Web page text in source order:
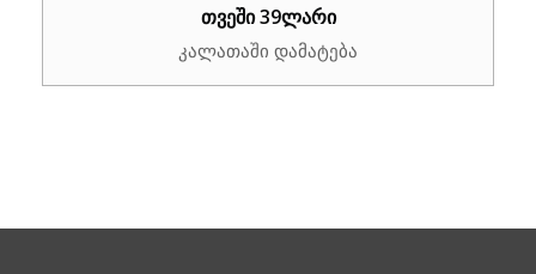
თვეში 39ლარი
კალათაში დამატება